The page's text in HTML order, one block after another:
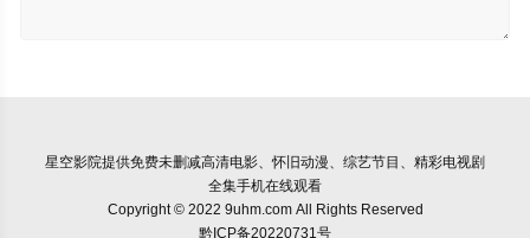
星空影院提供免费未删减高清电影、怀旧动漫、综艺节目、精彩电视剧
全集手机在线观看
Copyright © 2022 9uhm.com All Rights Reserved
黔ICP备20220731号